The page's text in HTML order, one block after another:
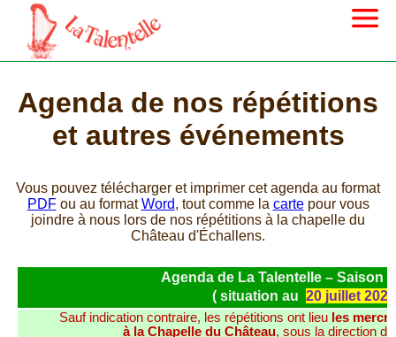
Agenda de nos répétitions
et autres événements
Vous pouvez télécharger et imprimer cet agenda au format
PDFou au formatWord, tout comme la cartepour vous
joindre à nous lors de nos répétitions à la chapelle du
Château d'Échallens.